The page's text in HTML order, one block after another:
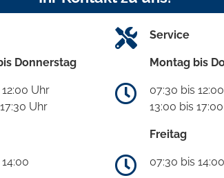
Donnerstag
Uhr
Uhr
Service
Montag bis
07:30 bis
13:00 bis
Freitag
07:30 bis